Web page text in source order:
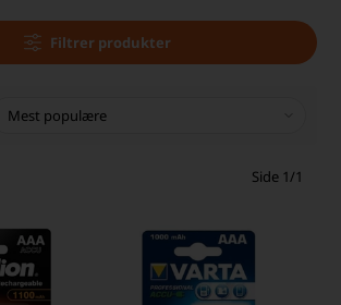
Filtrer produkter
Side 1/1